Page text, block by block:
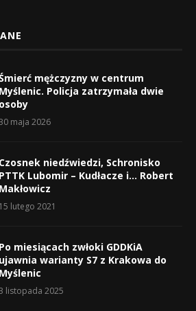
mężczyzny w centrum
Myślenic. Policja zatrzymała dwie
osoby
maja 2026
Czosnek niedźwiedzi, Schronisko
PTTK Lubomir – Kudłacze i… Robert
Makłowicz
15 lutego 2021
Po miesiącach zwłoki GDDKiA
ujawnia warianty S7 z Krakowa do
Myślenic
listopada 2025